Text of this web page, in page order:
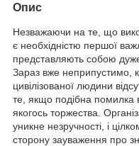
Опис
Незважаючи на те, що
є необхідністю першої
представляють собою
Зараз вже неприпустимо,
цивілізованої людини
те, якщо подібна помилка
якогось торжества.
уникне незручності, і
сторону зауваження про